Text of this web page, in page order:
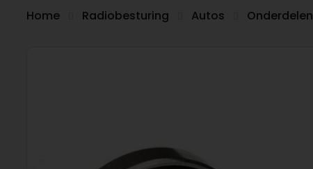
Home Radiobesturing Autos Onderdelen